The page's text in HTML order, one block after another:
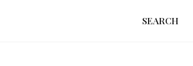
SEARCH